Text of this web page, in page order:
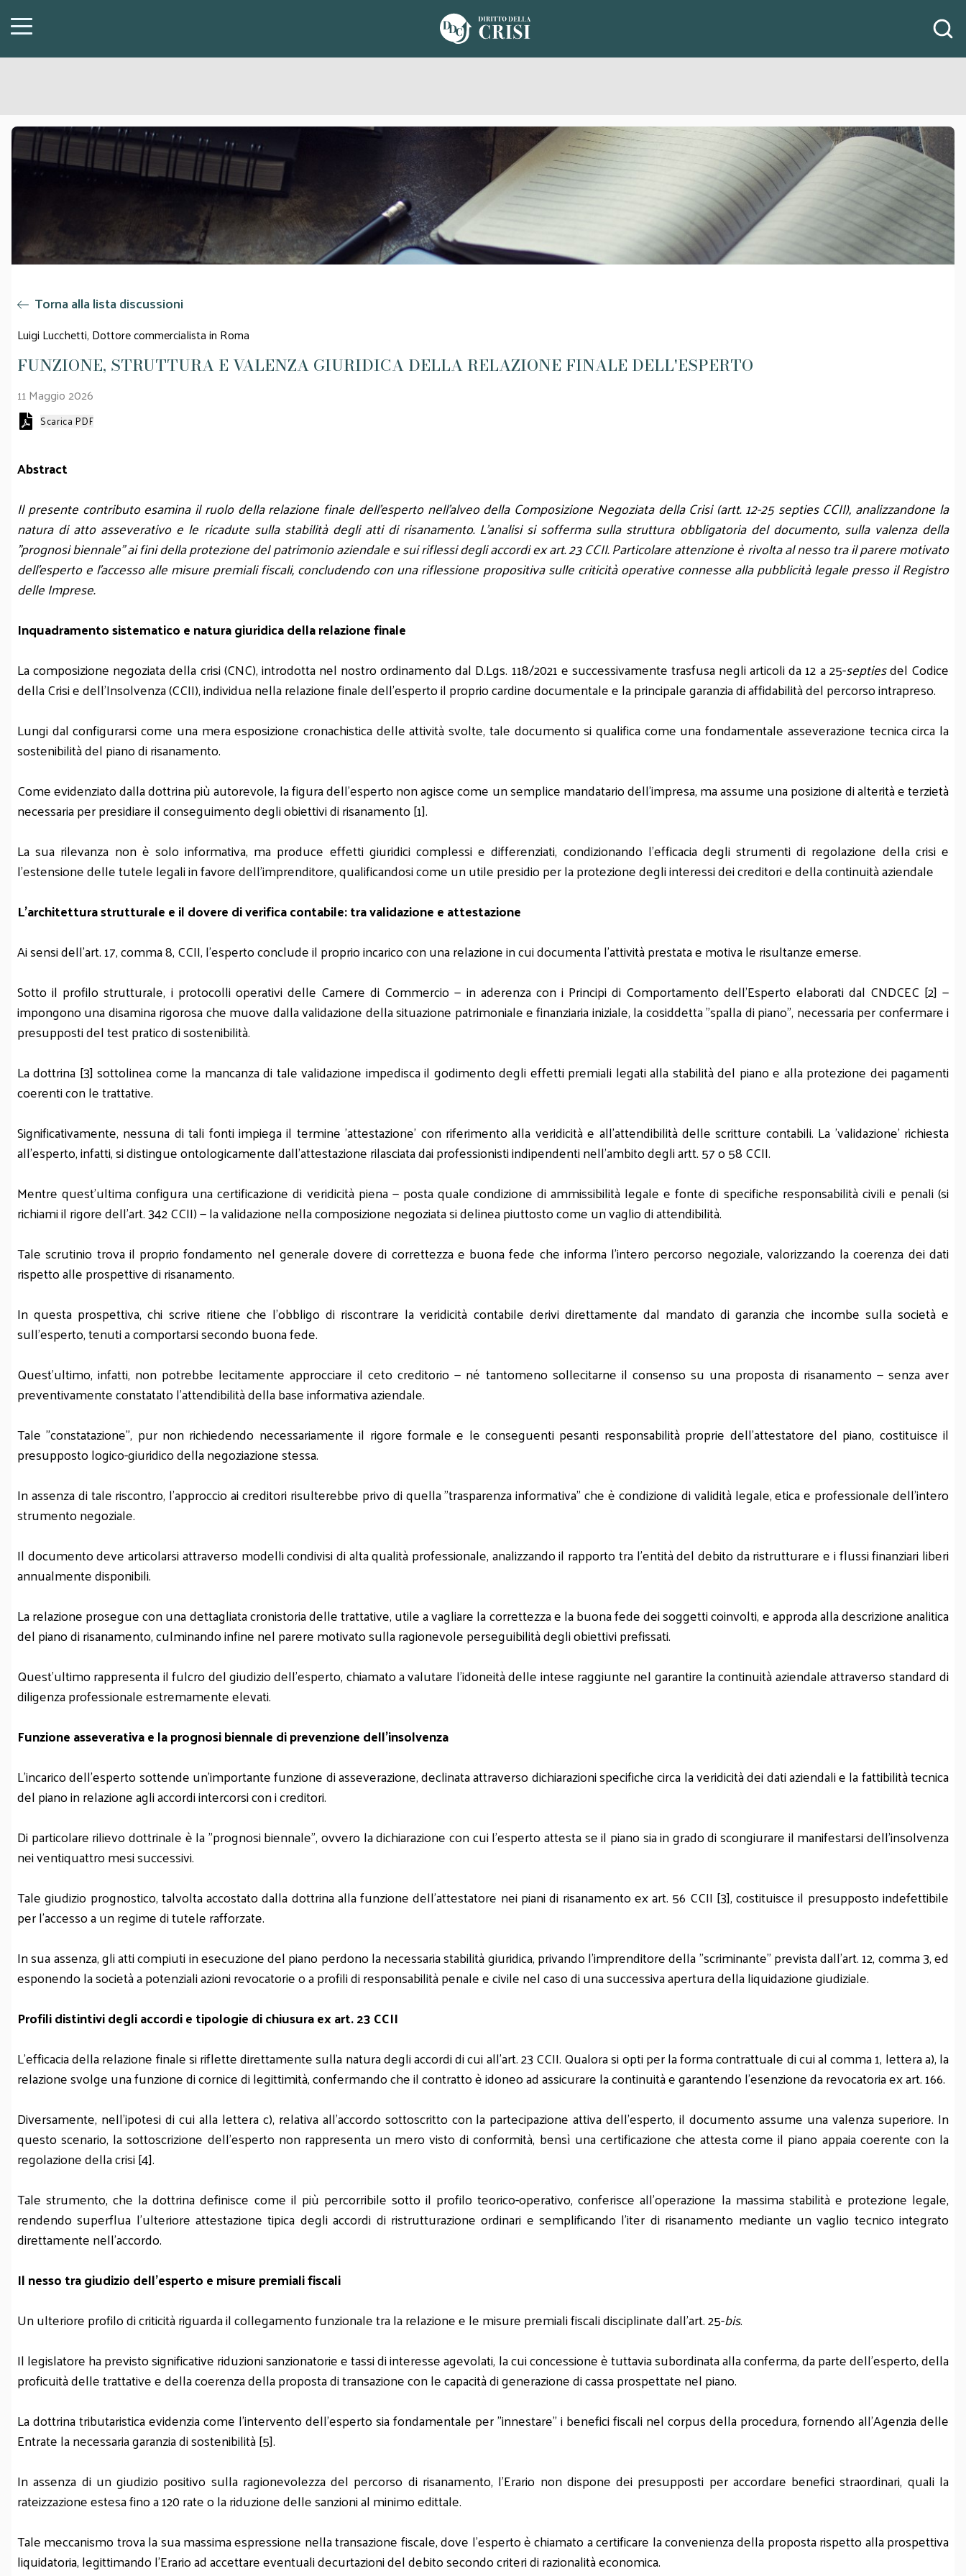
Torna alla lista discussioni
Luigi Lucchetti, Dottore commercialista in Roma
FUNZIONE, STRUTTURA E VALENZA GIURIDICA DELLA RELAZIONE FINALE DELL'ESPERTO
11 Maggio 2026
Scarica PDF
Abstract
Il presente contributo esamina il ruolo della relazione finale dell'esperto nell'alveo della Composizione Negoziata della Crisi (artt. 12-25 septies CCII), analizzandone la
natura di atto asseverativo e le ricadute sulla stabilità degli atti di risanamento. L'analisi si sofferma sulla struttura obbligatoria del documento, sulla valenza della
"prognosi biennale" ai fini della protezione del patrimonio aziendale e sui riflessi degli accordi ex art. 23 CCII. Particolare attenzione è rivolta al nesso tra il parere motivato
dell'esperto e l'accesso alle misure premiali fiscali, concludendo con una riflessione propositiva sulle criticità operative connesse alla pubblicità legale presso il Registro
delle Imprese.
Inquadramento sistematico e natura giuridica della relazione finale
La composizione negoziata della crisi (CNC), introdotta nel nostro ordinamento dal D.Lgs. 118/2021 e successivamente trasfusa negli articoli da 12 a 25-septiesdel Codice
della Crisi e dell'Insolvenza (CCII), individua nella relazione finale dell'esperto il proprio cardine documentale e la principale garanzia di affidabilità del percorso intrapreso.
Lungi dal configurarsi come una mera esposizione cronachistica delle attività svolte, tale documento si qualifica come una fondamentale asseverazione tecnica circa la
sostenibilità del piano di risanamento.
Come evidenziato dalla dottrina più autorevole, la figura dell'esperto non agisce come un semplice mandatario dell'impresa, ma assume una posizione di alterità e terzietà
necessaria per presidiare il conseguimento degli obiettivi di risanamento [1].
La sua rilevanza non è solo informativa, ma produce effetti giuridici complessi e differenziati, condizionando l'efficacia degli strumenti di regolazione della crisi e
l'estensione delle tutele legali in favore dell'imprenditore, qualificandosi come un utile presidio per la protezione degli interessi dei creditori e della continuità aziendale
L'architettura strutturale e il dovere di verifica contabile: tra validazione e attestazione
Ai sensi dell'art. 17, comma 8, CCII, l'esperto conclude il proprio incarico con una relazione in cui documenta l'attività prestata e motiva le risultanze emerse.
Sotto il profilo strutturale, i protocolli operativi delle Camere di Commercio — in aderenza con i Principi di Comportamento dell'Esperto elaborati dal CNDCEC [2] —
impongono una disamina rigorosa che muove dalla validazione della situazione patrimoniale e finanziaria iniziale, la cosiddetta "spalla di piano", necessaria per confermare i
presupposti del test pratico di sostenibilità.
La dottrina [3] sottolinea come la mancanza di tale validazione impedisca il godimento degli effetti premiali legati alla stabilità del piano e alla protezione dei pagamenti
coerenti con le trattative.
Significativamente, nessuna di tali fonti impiega il termine 'attestazione' con riferimento alla veridicità e all'attendibilità delle scritture contabili. La 'validazione' richiesta
all'esperto, infatti, si distingue ontologicamente dall'attestazione rilasciata dai professionisti indipendenti nell'ambito degli artt. 57 o 58 CCII.
Mentre quest'ultima configura una certificazione di veridicità piena — posta quale condizione di ammissibilità legale e fonte di specifiche responsabilità civili e penali (si
richiami il rigore dell'art. 342 CCII) — la validazione nella composizione negoziata si delinea piuttosto come un vaglio di attendibilità.
Tale scrutinio trova il proprio fondamento nel generale dovere di correttezza e buona fede che informa l'intero percorso negoziale, valorizzando la coerenza dei dati
rispetto alle prospettive di risanamento.
In questa prospettiva, chi scrive ritiene che l'obbligo di riscontrare la veridicità contabile derivi direttamente dal mandato di garanzia che incombe sulla società e
sull'esperto, tenuti a comportarsi secondo buona fede.
Quest'ultimo, infatti, non potrebbe lecitamente approcciare il ceto creditorio — né tantomeno sollecitarne il consenso su una proposta di risanamento — senza aver
preventivamente constatato l'attendibilità della base informativa aziendale.
Tale "constatazione", pur non richiedendo necessariamente il rigore formale e le conseguenti pesanti responsabilità proprie dell'attestatore del piano, costituisce il
presupposto logico-giuridico della negoziazione stessa.
In assenza di tale riscontro, l'approccio ai creditori risulterebbe privo di quella "trasparenza informativa" che è condizione di validità legale, etica e professionale dell'intero
strumento negoziale.
Il documento deve articolarsi attraverso modelli condivisi di alta qualità professionale, analizzando il rapporto tra l'entità del debito da ristrutturare e i flussi finanziari liberi
annualmente disponibili.
La relazione prosegue con una dettagliata cronistoria delle trattative, utile a vagliare la correttezza e la buona fede dei soggetti coinvolti, e approda alla descrizione analitica
del piano di risanamento, culminando infine nel parere motivato sulla ragionevole perseguibilità degli obiettivi prefissati.
Quest'ultimo rappresenta il fulcro del giudizio dell'esperto, chiamato a valutare l'idoneità delle intese raggiunte nel garantire la continuità aziendale attraverso standard di
diligenza professionale estremamente elevati.
Funzione asseverativa e la prognosi biennale di prevenzione dell'insolvenza
L'incarico dell'esperto sottende un'importante funzione di asseverazione, declinata attraverso dichiarazioni specifiche circa la veridicità dei dati aziendali e la fattibilità tecnica
del piano in relazione agli accordi intercorsi con i creditori.
Di particolare rilievo dottrinale è la "prognosi biennale", ovvero la dichiarazione con cui l'esperto attesta se il piano sia in grado di scongiurare il manifestarsi dell'insolvenza
nei ventiquattro mesi successivi.
Tale giudizio prognostico, talvolta accostato dalla dottrina alla funzione dell'attestatore nei piani di risanamento ex art. 56 CCII [3], costituisce il presupposto indefettibile
per l'accesso a un regime di tutele rafforzate.
In sua assenza, gli atti compiuti in esecuzione del piano perdono la necessaria stabilità giuridica, privando l'imprenditore della "scriminante" prevista dall'art. 12, comma 3, ed
esponendo la società a potenziali azioni revocatorie o a profili di responsabilità penale e civile nel caso di una successiva apertura della liquidazione giudiziale.
Profili distintivi degli accordi e tipologie di chiusura ex art. 23 CCII
L'efficacia della relazione finale si riflette direttamente sulla natura degli accordi di cui all'art. 23 CCII. Qualora si opti per la forma contrattuale di cui al comma 1, lettera a), la
relazione svolge una funzione di cornice di legittimità, confermando che il contratto è idoneo ad assicurare la continuità e garantendo l'esenzione da revocatoria ex art. 166.
Diversamente, nell'ipotesi di cui alla lettera c), relativa all'accordo sottoscritto con la partecipazione attiva dell'esperto, il documento assume una valenza superiore. In
questo scenario, la sottoscrizione dell'esperto non rappresenta un mero visto di conformità, bensì una certificazione che attesta come il piano appaia coerente con la
regolazione della crisi [4].
Tale strumento, che la dottrina definisce come il più percorribile sotto il profilo teorico-operativo, conferisce all'operazione la massima stabilità e protezione legale,
rendendo superflua l'ulteriore attestazione tipica degli accordi di ristrutturazione ordinari e semplificando l'iter di risanamento mediante un vaglio tecnico integrato
direttamente nell'accordo.
Il nesso tra giudizio dell'esperto e misure premiali fiscali
Un ulteriore profilo di criticità riguarda il collegamento funzionale tra la relazione e le misure premiali fiscali disciplinate dall'art. 25-bis.
Il legislatore ha previsto significative riduzioni sanzionatorie e tassi di interesse agevolati, la cui concessione è tuttavia subordinata alla conferma, da parte dell'esperto, della
proficuità delle trattative e della coerenza della proposta di transazione con le capacità di generazione di cassa prospettate nel piano.
La dottrina tributaristica evidenzia come l'intervento dell'esperto sia fondamentale per "innestare" i benefici fiscali nel corpus della procedura, fornendo all'Agenzia delle
Entrate la necessaria garanzia di sostenibilità [5].
In assenza di un giudizio positivo sulla ragionevolezza del percorso di risanamento, l'Erario non dispone dei presupposti per accordare benefici straordinari, quali la
rateizzazione estesa fino a 120 rate o la riduzione delle sanzioni al minimo edittale.
Tale meccanismo trova la sua massima espressione nella transazione fiscale, dove l'esperto è chiamato a certificare la convenienza della proposta rispetto alla prospettiva
liquidatoria, legittimando l'Erario ad accettare eventuali decurtazioni del debito secondo criteri di razionalità economica.